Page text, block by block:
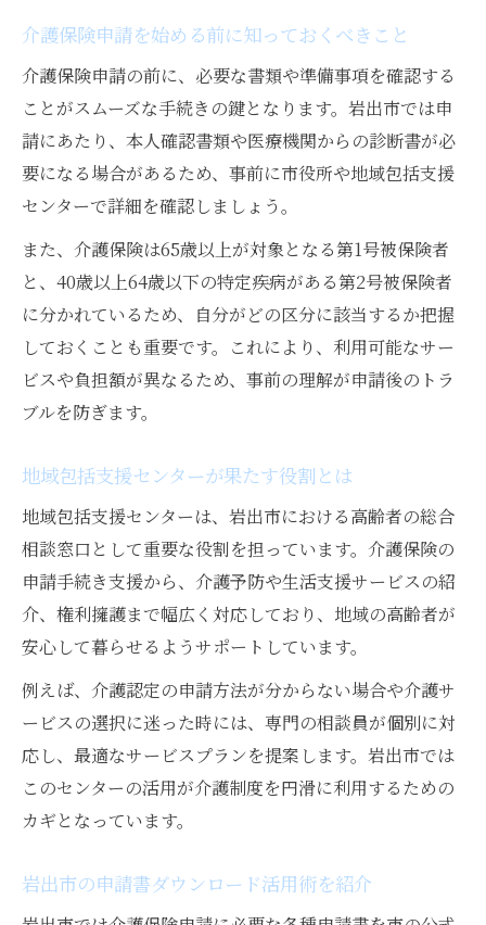
必要書類のチェックと提出方法の工夫
介護サービスを賢く利用する秘訣とは
介護サービス選びで知っておくべき基準
ケアプラン作成依頼の流れとポイント
岩出市で受けられる主な介護サービス紹介
サービス利用開始時に注意したい点
社会福祉課相談でサポートを最大活用
介護保険申請を始める前に知っておくべきこと
介護保険申請の前に、必要な書類や準備事項を確認する
ことがスムーズな手続きの鍵となります。岩出市では申
請にあたり、本人確認書類や医療機関からの診断書が必
要になる場合があるため、事前に市役所や地域包括支援
センターで詳細を確認しましょう。
また、介護保険は65歳以上が対象となる第1号被保険者
と、40歳以上64歳以下の特定疾病がある第2号被保険者
に分かれているため、自分がどの区分に該当するか把握
しておくことも重要です。これにより、利用可能なサー
ビスや負担額が異なるため、事前の理解が申請後のトラ
ブルを防ぎます。
地域包括支援センターが果たす役割とは
地域包括支援センターは、岩出市における高齢者の総合
相談窓口として重要な役割を担っています。介護保険の
申請手続き支援から、介護予防や生活支援サービスの紹
介、権利擁護まで幅広く対応しており、地域の高齢者が
安心して暮らせるようサポートしています。
例えば、介護認定の申請方法が分からない場合や介護サ
ービスの選択に迷った時には、専門の相談員が個別に対
応し、最適なサービスプランを提案します。岩出市では
このセンターの活用が介護制度を円滑に利用するための
カギとなっています。
岩出市の申請書ダウンロード活用術を紹介